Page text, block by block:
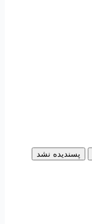
پسندیده نشد